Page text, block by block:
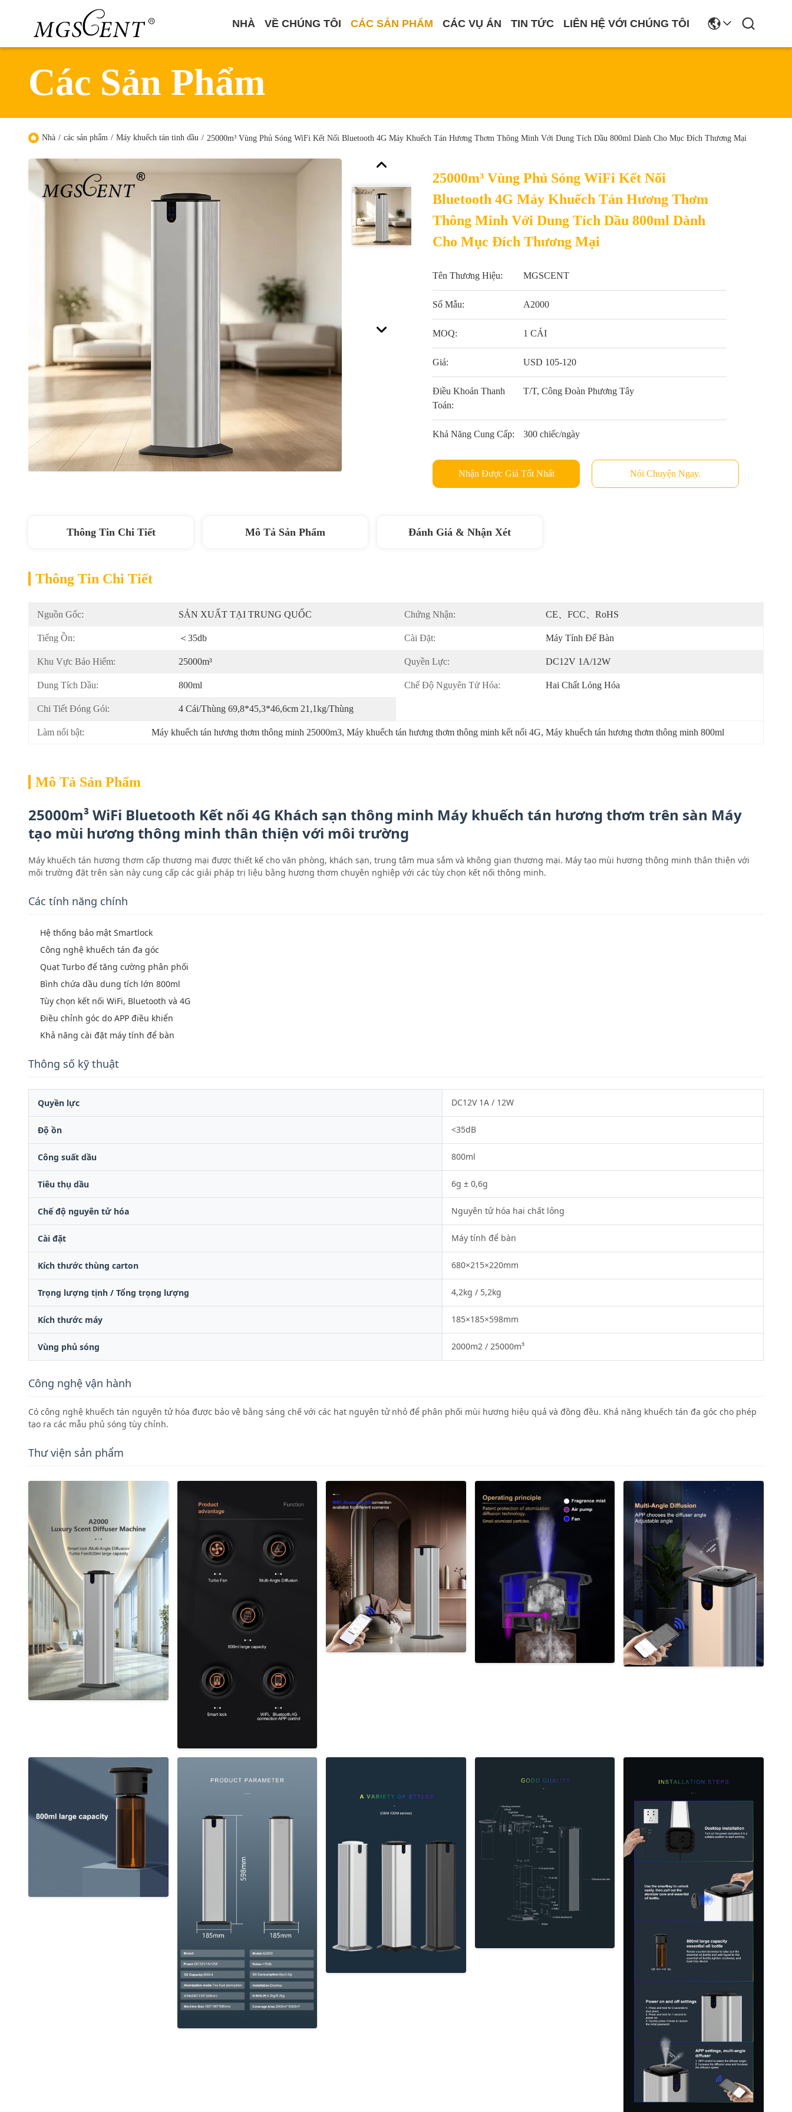
NHÀ VỀ CHÚNG TÔI CÁC SẢN PHẨM CÁC VỤ ÁN TIN TỨC LIÊN HỆ VỚI CHÚNG TÔI
Các Sản Phẩm
Nhà / các sản phẩm / Máy khuếch tán tinh dầu / 25000m³ Vùng Phủ Sóng WiFi Kết Nối Bluetooth 4G Máy Khuếch Tán Hương Thơm Thông Minh Với Dung Tích Dầu 800ml Dành Cho Mục Đích Thương Mại
25000m³ Vùng Phủ Sóng WiFi Kết Nối
Bluetooth 4G Máy Khuếch Tán Hương Thơm
Thông Minh Với Dung Tích Dầu 800ml Dành
Cho Mục Đích Thương Mại
Tên Thương Hiệu: MGSCENT
Số Mẫu: A2000
MOQ: 1 CÁI
Giá: USD 105-120
Điều Khoản Thanh
Toán:
T/T, Công Đoàn Phương Tây
Khả Năng Cung Cấp: 300 chiếc/ngày
Nhận Được Giá Tốt Nhất Nói Chuyện Ngay.
Thông Tin Chi Tiết Mô Tả Sản Phẩm Đánh Giá & Nhận Xét
Thông Tin Chi Tiết
Nguồn Gốc: SẢN XUẤT TẠI TRUNG QUỐC Chứng Nhận: CE、FCC、RoHS
Tiếng Ồn: ＜35db Cài Đặt: Máy Tính Để Bàn
Khu Vực Bảo Hiểm: 25000m³ Quyền Lực: DC12V 1A/12W
Dung Tích Dầu: 800ml Chế Độ Nguyên Tử Hóa: Hai Chất Lỏng Hóa
Chi Tiết Đóng Gói: 4 Cái/thùng 69,8*45,3*46,6cm 21,1kg/thùng
Làm nổi bật: Máy khuếch tán hương thơm thông minh 25000m3, Máy khuếch tán hương thơm thông minh kết nối 4G, Máy khuếch tán hương thơm thông minh 800ml
Mô Tả Sản Phẩm
25000m³ WiFi Bluetooth Kết nối 4G Khách sạn thông minh Máy khuếch tán hương thơm trên sàn Máy
tạo mùi hương thông minh thân thiện với môi trường
Máy khuếch tán hương thơm cấp thương mại được thiết kế cho văn phòng, khách sạn, trung tâm mua sắm và không gian thương mại. Máy tạo mùi hương thông minh thân thiện với
môi trường đặt trên sàn này cung cấp các giải pháp trị liệu bằng hương thơm chuyên nghiệp với các tùy chọn kết nối thông minh.
Các tính năng chính
Hệ thống bảo mật Smartlock
Công nghệ khuếch tán đa góc
Quạt Turbo để tăng cường phân phối
Bình chứa dầu dung tích lớn 800ml
Tùy chọn kết nối WiFi, Bluetooth và 4G
Điều chỉnh góc do APP điều khiển
Khả năng cài đặt máy tính để bàn
Thông số kỹ thuật
Quyền lực DC12V 1A / 12W
Độ ồn <35dB
Công suất dầu 800ml
Tiêu thụ dầu 6g ± 0,6g
Chế độ nguyên tử hóa Nguyên tử hóa hai chất lỏng
Cài đặt Máy tính để bàn
Kích thước thùng carton 680×215×220mm
Trọng lượng tịnh / Tổng trọng lượng 4,2kg / 5,2kg
Kích thước máy 185×185×598mm
Vùng phủ sóng 2000m2 / 25000m³
Công nghệ vận hành
Có công nghệ khuếch tán nguyên tử hóa được bảo vệ bằng sáng chế với các hạt nguyên tử nhỏ để phân phối mùi hương hiệu quả và đồng đều. Khả năng khuếch tán đa góc cho phép
tạo ra các mẫu phủ sóng tùy chỉnh.
Thư viện sản phẩm